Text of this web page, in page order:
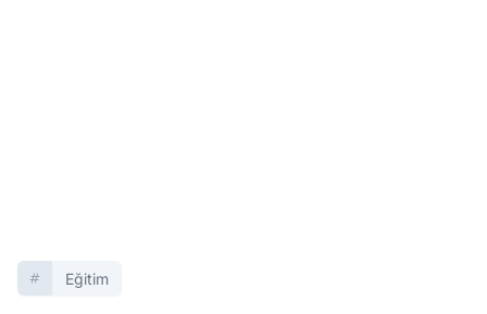
Eğitim